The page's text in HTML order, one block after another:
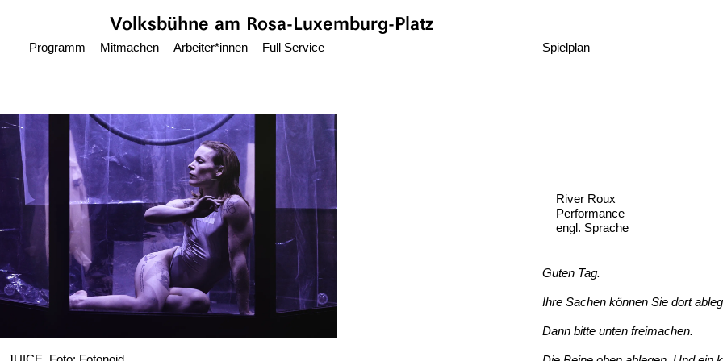
Volksbühne am Rosa-Luxemburg-Platz
Programm Mitmachen Arbeiter*innen Full Service Spielplan
River Roux
Performance
engl. Sprache
Guten Tag.
Ihre Sachen können Sie dort
Dann bitte unten freimachen.